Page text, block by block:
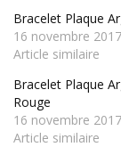
Bracelet Plaque
16 novembre 2017
Article similaire
Bracelet Plaque
Rouge
16 novembre 2017
Article similaire